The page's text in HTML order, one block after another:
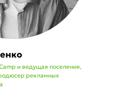
и ведущая поселения,
рекламных